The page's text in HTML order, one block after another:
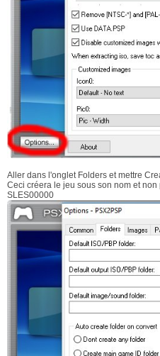
Aller dans l'onglet Folders et mettre
Ceci créera le jeu sous son nom et
SLES00000